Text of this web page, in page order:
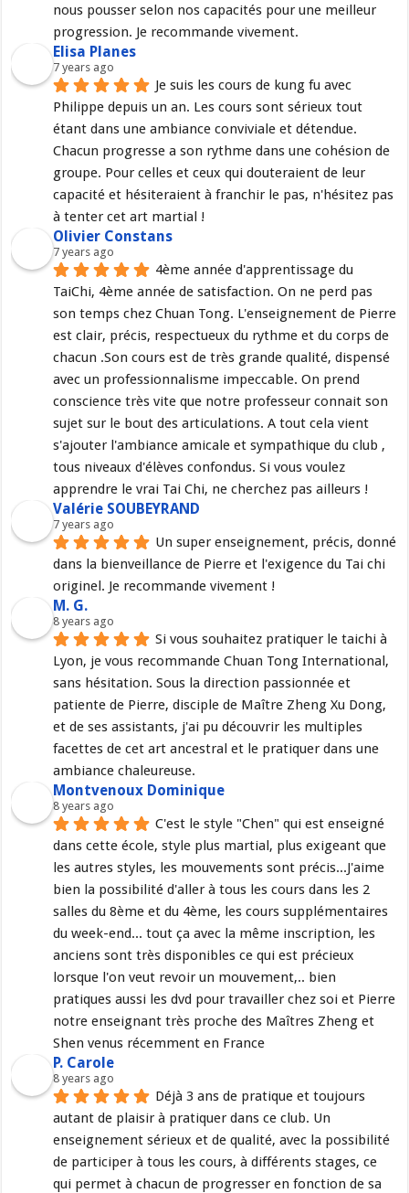
nous pousser selon nos capacités pour une meilleur
progression. Je recommande vivement.
Elisa Planes
7 years ago
Je suis les cours de kung fu avec
Philippe depuis un an. Les cours sont sérieux tout
étant dans une ambiance conviviale et détendue.
Chacun progresse a son rythme dans une cohésion de
groupe. Pour celles et ceux qui douteraient de leur
capacité et hésiteraient à franchir le pas, n'hésitez pas
à tenter cet art martial !
Olivier Constans
7 years ago
4ème année d'apprentissage du
TaiChi, 4ème année de satisfaction. On ne perd pas
son temps chez Chuan Tong. L'enseignement de Pierre
est clair, précis, respectueux du rythme et du corps de
chacun .Son cours est de très grande qualité, dispensé
avec un professionnalisme impeccable. On prend
conscience très vite que notre professeur connait son
sujet sur le bout des articulations. A tout cela vient
s'ajouter l'ambiance amicale et sympathique du club ,
tous niveaux d'élèves confondus. Si vous voulez
apprendre le vrai Tai Chi, ne cherchez pas ailleurs !
Valérie SOUBEYRAND
7 years ago
Un super enseignement, précis, donné
dans la bienveillance de Pierre et l'exigence du Tai chi
originel. Je recommande vivement !
M. G.
8 years ago
Si vous souhaitez pratiquer le taichi à
Lyon, je vous recommande Chuan Tong International,
sans hésitation. Sous la direction passionnée et
patiente de Pierre, disciple de Maître Zheng Xu Dong,
et de ses assistants, j'ai pu découvrir les multiples
facettes de cet art ancestral et le pratiquer dans une
ambiance chaleureuse.
Montvenoux Dominique
8 years ago
C'est le style "Chen" qui est enseigné
dans cette école, style plus martial, plus exigeant que
les autres styles, les mouvements sont précis...J'aime
bien la possibilité d'aller à tous les cours dans les 2
salles du 8ème et du 4ème, les cours supplémentaires
du week-end... tout ça avec la même inscription, les
anciens sont très disponibles ce qui est précieux
lorsque l'on veut revoir un mouvement,.. bien
pratiques aussi les dvd pour travailler chez soi et Pierre
notre enseignant très proche des Maîtres Zheng et
Shen venus récemment en France
P. Carole
8 years ago
Déjà 3 ans de pratique et toujours
autant de plaisir à pratiquer dans ce club. Un
enseignement sérieux et de qualité, avec la possibilité
de participer à tous les cours, à différents stages, ce
qui permet à chacun de progresser en fonction de sa